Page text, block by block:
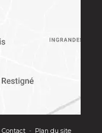
Contact - Plan du site